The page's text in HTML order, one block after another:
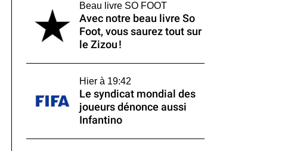
Beau livre SO FOOT
Avec notre beau livre So
Foot, vous saurez tout sur
le Zizou !
Hier à 19:42
Le syndicat mondial des
joueurs dénonce aussi
Infantino